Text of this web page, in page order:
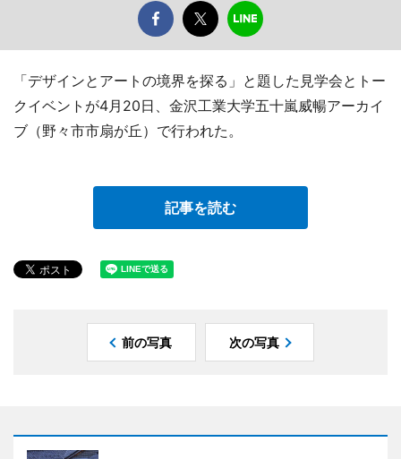
「デザインとアートの境界を探る」と題した見学会とトー
クイベントが4月20日、金沢工業大学五十嵐威暢アーカイ
ブ（野々市市扇が丘）で行われた。
記事を読む
前の写真 次の写真